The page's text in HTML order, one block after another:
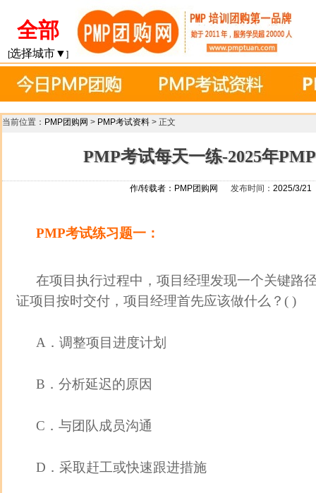
全部
[选择城市▼ ]
当前位置： PMP团购网 > PMP考试资料 > 正文
PMP考试每天一练-2025年
作/转载者： PMP团购网 发布时间： 2025/3/21
PMP考试练习题一：
在项目执行过程中，项目经理发现一个关键路
证项目按时交付，项目经理首先应该做什么？( )
A．调整项目进度计划
B．分析延迟的原因
C．与团队成员沟通
D．采取赶工或快速跟进措施